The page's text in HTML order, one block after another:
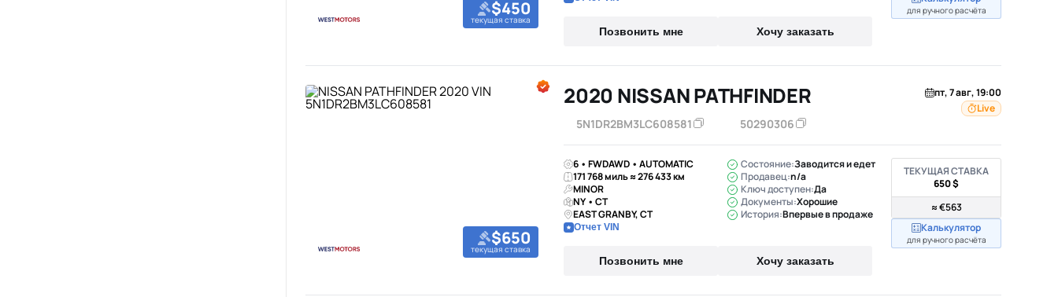
$450
текущая ставка
Позвонить мне Хочу заказать
для ручного расчёта
$650
текущая ставка
2020 NISSAN PATHFINDER
5N1DR2BM3LC608581 50290306
пт, 7 авг, 19:00
Live
6 • FWDAWD • AUTOMATIC
171 768 миль ≈ 276 433 км
MINOR
NY • CT
EAST GRANBY, CT
Отчет VIN
Состояние:Заводится и едет
Продавец:n/a
Ключ доступен:Да
Документы:Хорошие
История:Впервые в продаже
Позвонить мне Хочу заказать
ТЕКУЩАЯ СТАВКА
650 $
≈ €563
Калькулятор
для ручного расчёта